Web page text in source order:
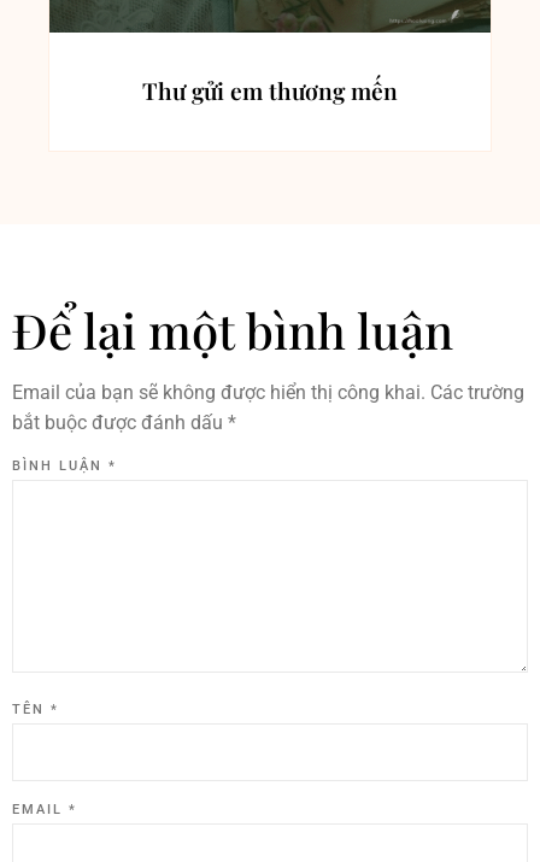
Thư gửi em thương mến
Để lại một bình luận
Email của bạn sẽ không được hiển thị công khai. Các trường
bắt buộc được đánh dấu *
BÌNH LUẬN *
TÊN *
EMAIL *